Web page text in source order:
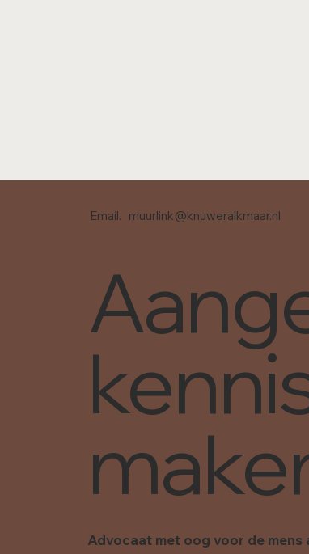
Email. muurlink@knuweralkmaar.nl
Advocaat met oog voor de mens